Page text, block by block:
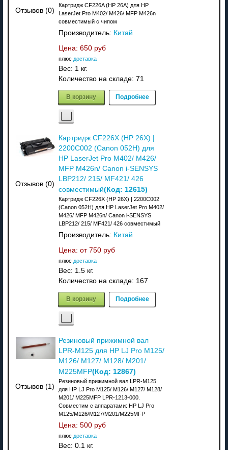
Отзывов (0)
Картридж CF226A (HP 26A) для HP
LaserJet Pro M402/ M426/ MFP M426n
совместимый с чипом
Производитель: Китай
Цена: 650 руб
плюс доставка
Вес: 1 кг.
Количество на складе: 71
В корзину Подробнее
Отзывов (0)
Картридж CF226X (HP 26X) |
2200C002 (Canon 052H) для
HP LaserJet Pro M402/ M426/
MFP M426n/ Canon i-SENSYS
LBP212/ 215/ MF421/ 426
совместимый(Код: 12615)
Картридж CF226X (HP 26X) | 2200C002
(Canon 052H) для HP LaserJet Pro M402/
M426/ MFP M426n/ Canon i-SENSYS
LBP212/ 215/ MF421/ 426 совместимый
Производитель: Китай
Цена: от 750 руб
плюс доставка
Вес: 1.5 кг.
Количество на складе: 167
В корзину Подробнее
Отзывов (1)
Резиновый прижимной вал
LPR-M125 для HP LJ Pro M125/
M126/ M127/ M128/ M201/
M225MFP(Код: 12867)
Резиновый прижимной вал LPR-M125
для HP LJ Pro M125/ M126/ M127/ M128/
M201/ M225MFP LPR-1213-000.
Совместим с аппаратами: НР LJ Pro
M125/M126/M127/M201/M225MFP
Цена: 500 руб
плюс доставка
Вес: 0.1 кг.